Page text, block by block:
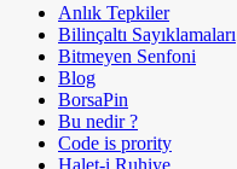
Anlık Tepkiler
Bilinçaltı Sayıklamaları
Bitmeyen Senfoni
Blog
BorsaPin
Bu nedir ?
Code is prority
Halet-i Ruhiye